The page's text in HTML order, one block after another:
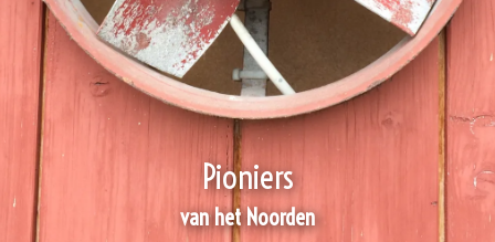
Pioniers
van het Noorden